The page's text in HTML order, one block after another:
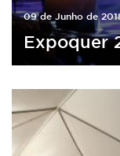
09 de Junho de
Expoquer